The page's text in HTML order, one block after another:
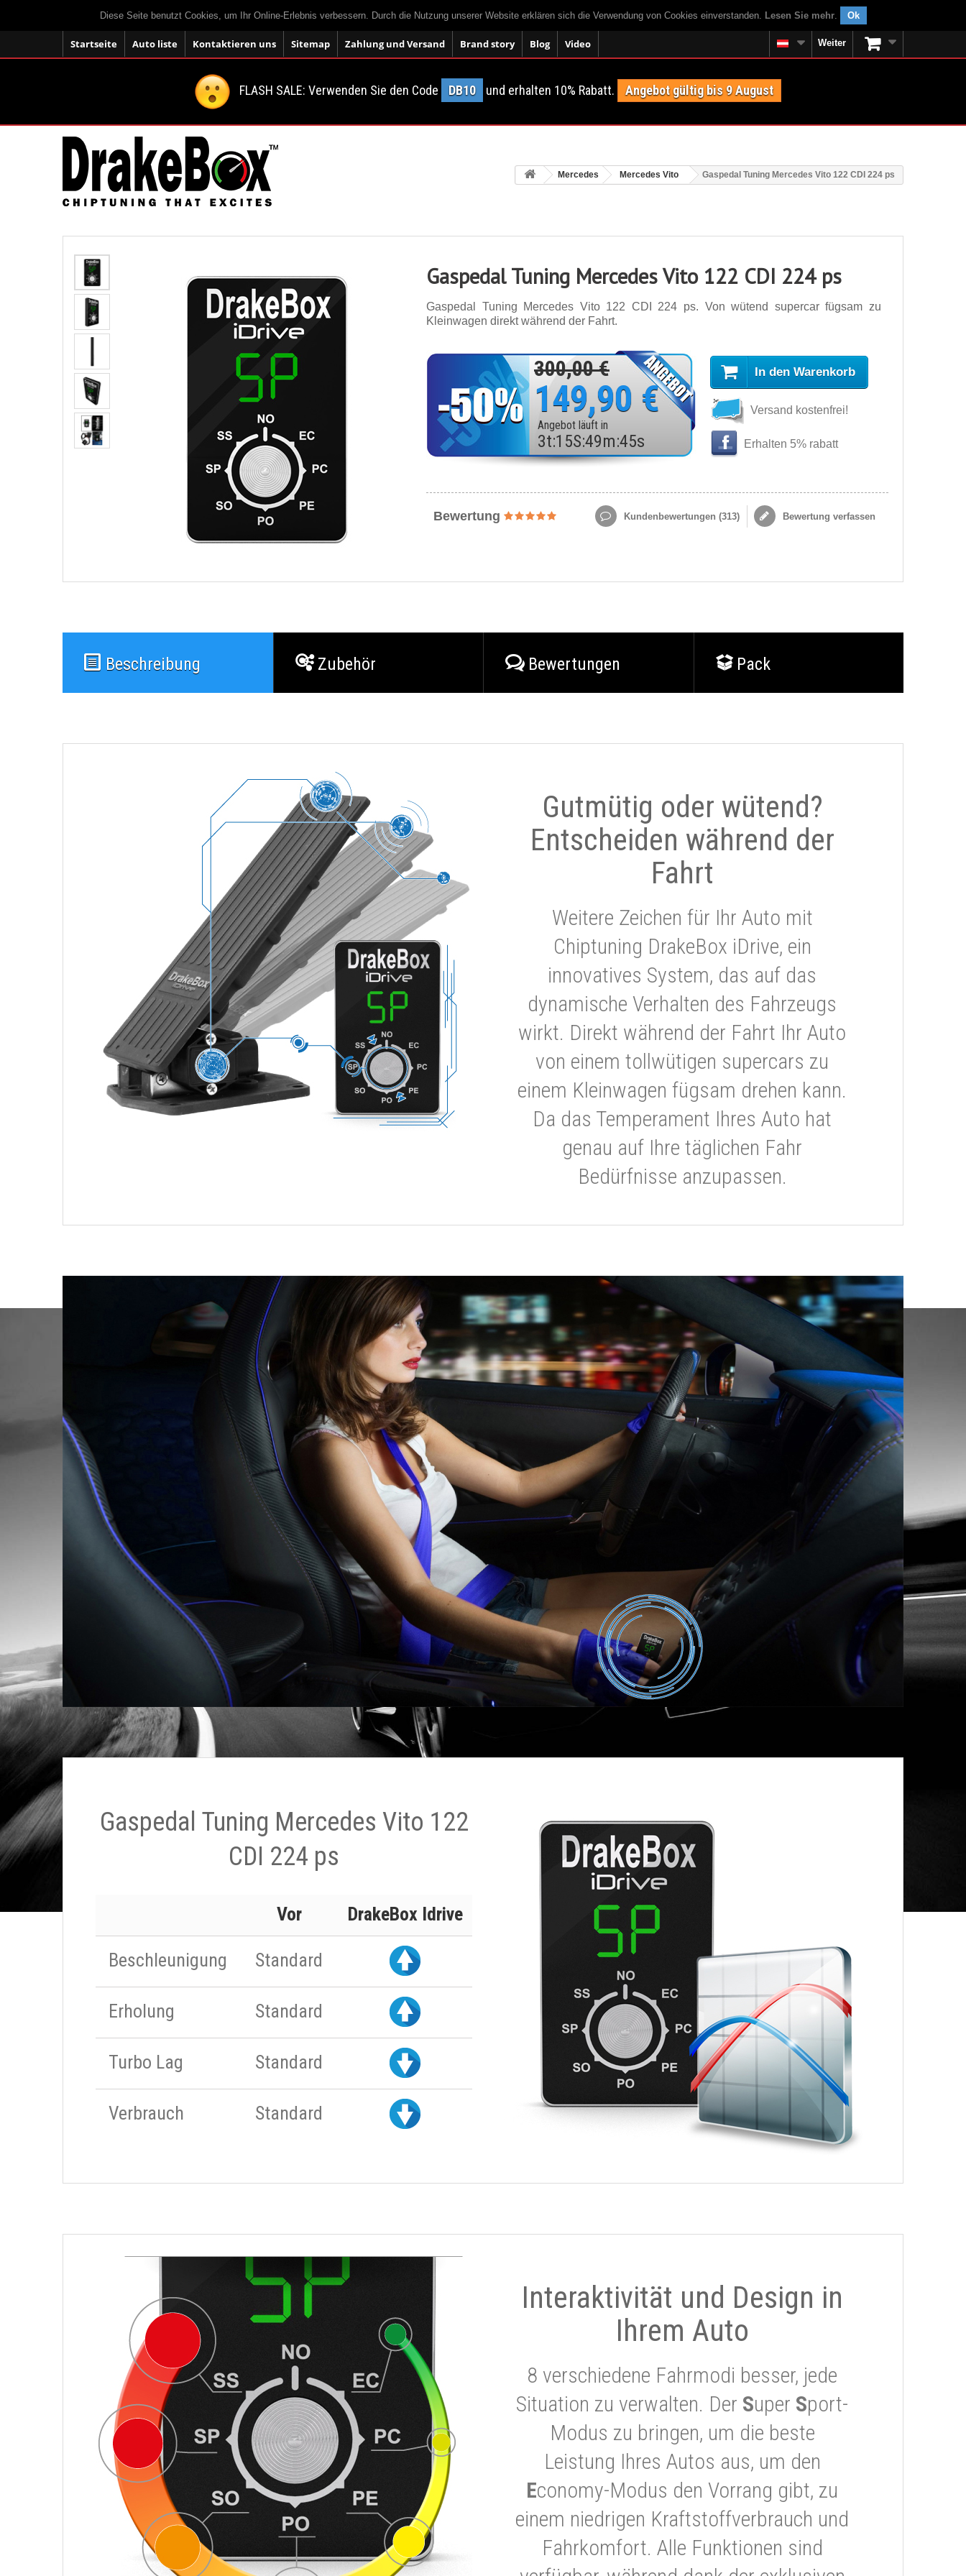
Diese Seite benutzt Cookies, um Ihr Online-Erlebnis verbessern. Durch die Nutzung unserer Website erklären sich die Verwendung von Cookies einverstanden. Lesen Sie mehr. Ok
Startseite Auto liste Kontaktieren uns Sitemap Zahlung und Versand Brand story Blog Video Weiter
FLASH SALE: Verwenden Sie den Code DB10 und erhalten 10% Rabatt. Angebot gültig bis 9 August
Mercedes Mercedes Vito Gaspedal Tuning Mercedes Vito 122 CDI 224 ps
Gaspedal Tuning Mercedes Vito 122 CDI 224 ps
Gaspedal Tuning Mercedes Vito 122 CDI 224 ps. Von wütend supercar fügsam zu
Kleinwagen direkt während der Fahrt.
300,00 €
149,90 €
Angebot läuft in
3t:15S:49m:43s
In den Warenkorb
Versand kostenfrei!
Erhalten 5% rabatt
Bewertung Kundenbewertungen (313) Bewertung verfassen
Beschreibung Zubehör Bewertungen Pack
Gutmütig oder wütend?
Entscheiden während der
Fahrt
Weitere Zeichen für Ihr Auto mit
Chiptuning DrakeBox iDrive, ein
innovatives System, das auf das
dynamische Verhalten des Fahrzeugs
wirkt. Direkt während der Fahrt Ihr Auto
von einem tollwütigen supercars zu
einem Kleinwagen fügsam drehen kann.
Da das Temperament Ihres Auto hat
genau auf Ihre täglichen Fahr
Bedürfnisse anzupassen.
Gaspedal Tuning Mercedes Vito 122
CDI 224 ps
Vor DrakeBox Idrive
Beschleunigung Standard
Erholung Standard
Turbo Lag Standard
Verbrauch Standard
Interaktivität und Design in
Ihrem Auto
8 verschiedene Fahrmodi besser, jede
Situation zu verwalten. Der Super Sport-
Modus zu bringen, um die beste
Leistung Ihres Autos aus, um den
Economy-Modus den Vorrang gibt, zu
einem niedrigen Kraftstoffverbrauch und
Fahrkomfort. Alle Funktionen sind